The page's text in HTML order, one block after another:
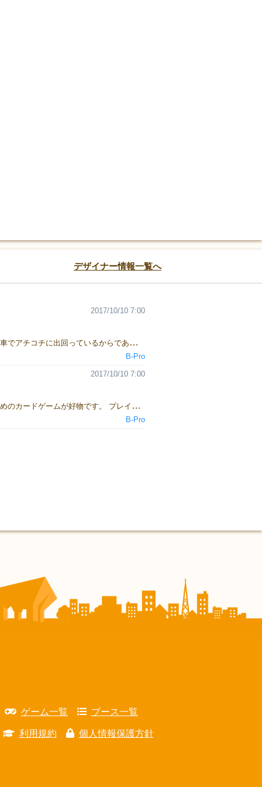
デザイナー情報一覧へ
こんにちは。Ｂ-Ｐｒｏのらいです。 わたしは雨の日にしかボドゲをやったり作ったりしません。 なぜなら普段は自転車でアチコチに出回っているからである！ そんな二足のワラジならぬ二足のビンディングシューズな私ですが「にゃんけん」というじゃんけんゲームにて2017秋ゲムマに初参加予定。 今からキンチョーしてますが、当日はよろしくお願いします。 [embed width="300" height=""]https://www.youtube.com/watch?v=NXz6fVoY6cg[/embed] ・サークル紹介 ・ゲーム紹介
2017/10/10 7:00
B-Pro
酒の勢いでB-Proを作り、代表にまでなってしまったおっさんゲーマー。略して「おさげ」です（髪型ではない！）。軽めのカードゲームが好物です。 プレイスタイルは「ゆる～く遊ぶ」。制作もゆる～くやろうと思ったら・・・なかなかどうして作っていくと色々と大変なことがありますね〜。 もうちょっとで、２０１７秋の頒布ゲーム「Big dream」が完成します！ ◆Big Dreamプロモーション動画１（５１秒） [embed width="300" height=""]https://www.youtube.com/watch?v=y8UjFVonCH0[/embed] ・サークル紹介 ・ゲーム紹介
2017/10/10 7:00
B-Pro
ゲーム一覧 ブース一覧
利用規約 個人情報保護方針